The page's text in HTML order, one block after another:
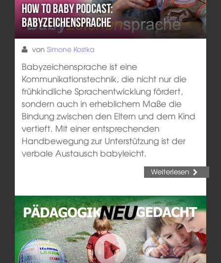
How to Baby Podcast:
Babyzeichensprache
von Simone Kostka
Babyzeichensprache ist eine
Kommunikationstechnik, die nicht nur die
frühkindliche Sprachentwicklung fördert,
sondern auch in erheblichem Maße die
Bindung zwischen den Eltern und dem Kind
vertieft. Mit einer entsprechenden
Handbewegung zur Unterstützung ist der
verbale Austausch babyleicht.
Weiterlesen